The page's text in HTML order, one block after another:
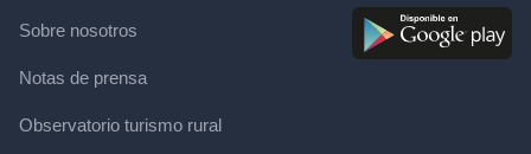
Sobre nosotros
Notas de prensa
Observatorio turismo rural